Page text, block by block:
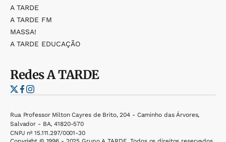
A TARDE
A TARDE FM
MASSA!
A TARDE EDUCAÇÃO
RedesA TARDE
Rua Professor Milton Cayres de Brito, 204 - Caminho das Árvores,
Salvador - BA, 41820-570
CNPJ nº 15.111.297/0001-30